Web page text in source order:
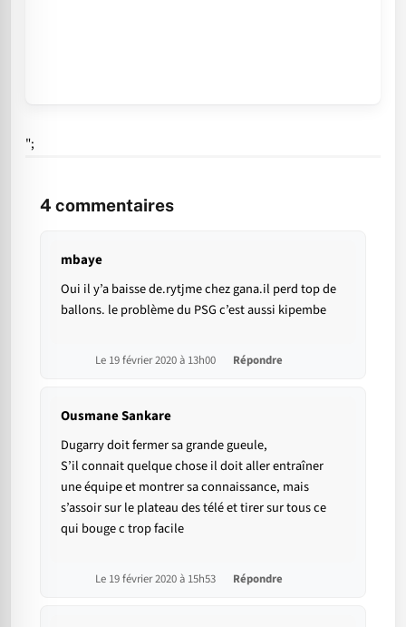
";
4 commentaires
mbaye
Oui il y’a baisse de.rytjme chez gana.il perd top de
ballons. le problème du PSG c’est aussi kipembe
Le 19 février 2020 à 13h00 Répondre
Ousmane Sankare
Dugarry doit fermer sa grande gueule,
S’il connait quelque chose il doit aller entraîner
une équipe et montrer sa connaissance, mais
s’assoir sur le plateau des télé et tirer sur tous ce
qui bouge c trop facile
Le 19 février 2020 à 15h53 Répondre